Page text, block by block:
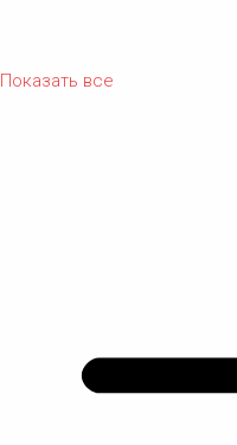
Показать все